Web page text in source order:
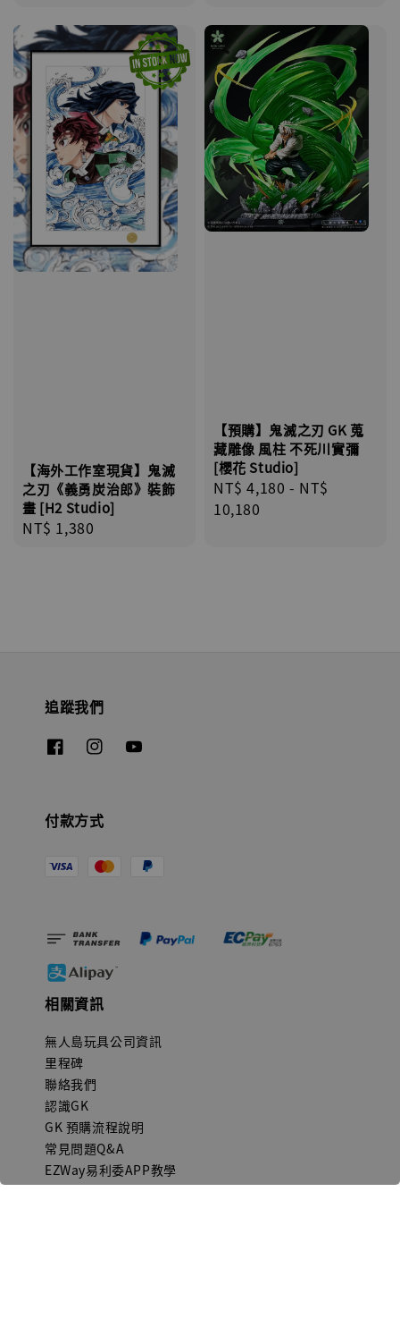
【海外工作室現貨】鬼滅
之刃《義勇炭治郎》裝飾
畫 [H2 Studio]
Regular
NT$ 1,380
【預購】鬼滅之刃 GK 蒐
藏雕像 風柱 不死川實彌
[櫻花 Studio]
Regular
price
NT$ 4,180 - NT$
10,180
追蹤我們
付款方式
相關資訊
無人島玩具公司資訊
里程碑
聯絡我們
認識GK
GK 預購流程說明
常見問題Q&A
EZWay易利委APP教學